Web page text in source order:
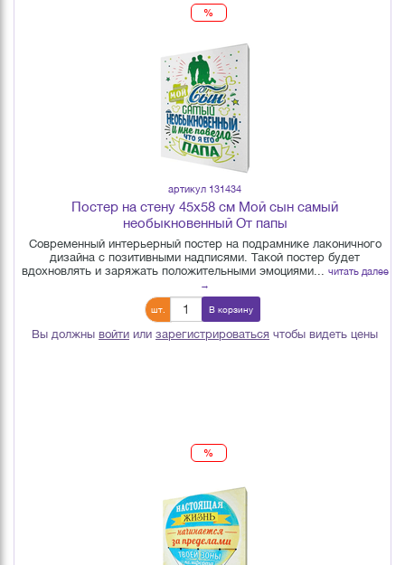
%
артикул 131434
Постер на стену 45х58 см Мой сын самый
необыкновенный От папы
Современный интерьерный постер на подрамнике лаконичного
дизайна с позитивными надписями. Такой постер будет
вдохновлять и заряжать положительными эмоциями...
читать далее
→
шт. В корзину
Вы должны войти или зарегистрироваться чтобы видеть цены
%